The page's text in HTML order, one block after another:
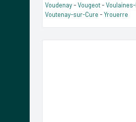
Voudenay-Vougeot-
Voutenay-sur-Cure -Yrouerre